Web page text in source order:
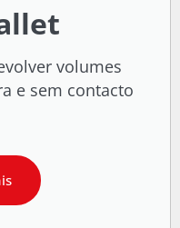
volumes
e sem contacto